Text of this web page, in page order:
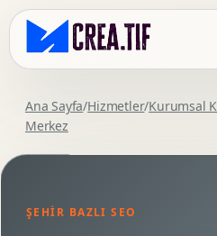
Ana Sayfa/Hizmetler/Kurumsal
Merkez
ŞEHIR BAZLI SEO